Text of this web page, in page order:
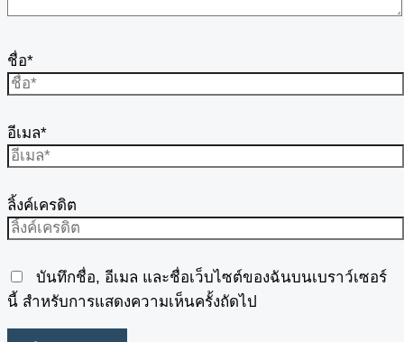
ชื่อ*
อีเมล*
ลิ้งค์เครดิต
บันทึกชื่อ, อีเมล และชื่อเว็บไซต์ของฉันบนเบราว์เซอร์
นี้ สำหรับการแสดงความเห็นครั้งถัดไป